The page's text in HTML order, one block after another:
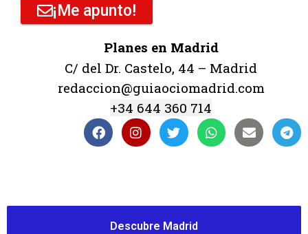
¡Me apunto!
Planes en Madrid
C/ del Dr. Castelo, 44 – Madrid
redaccion@guiaociomadrid.com
+34 644 360 714
Descubre Madrid